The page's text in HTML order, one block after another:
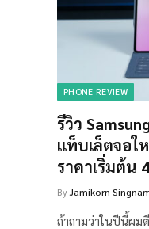
PHONE REVIEW
รีวิว
แท็บเล็ตจอ
ราคาเริ่มต้น
ByJamikorn
ถ้าถามว่าในปีนี้ผม